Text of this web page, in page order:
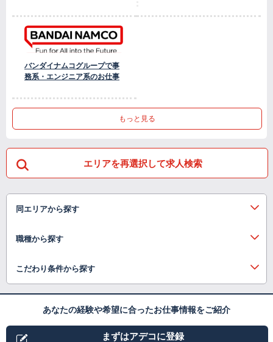
バンダイナムコグループで事
務系・エンジニア系のお仕事
もっと見る
エリアを再選択して求人検索
同エリアから探す
職種から探す
こだわり条件から探す
あなたの経験や希望に合ったお仕事情報をご紹介
まずはアデコに登録